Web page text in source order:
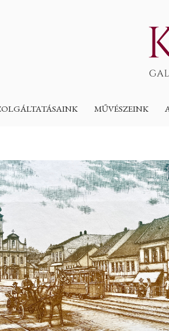
MŰVÉSZEINK